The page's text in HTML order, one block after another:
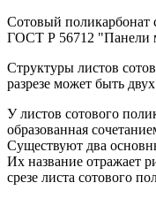
Сотовый поликарбонат
ГОСТ Р 56712 "Панели
Структуры листов
разрезе может быть
У листов сотового
образованная
Существуют два
Их название отражает
срезе листа сотового